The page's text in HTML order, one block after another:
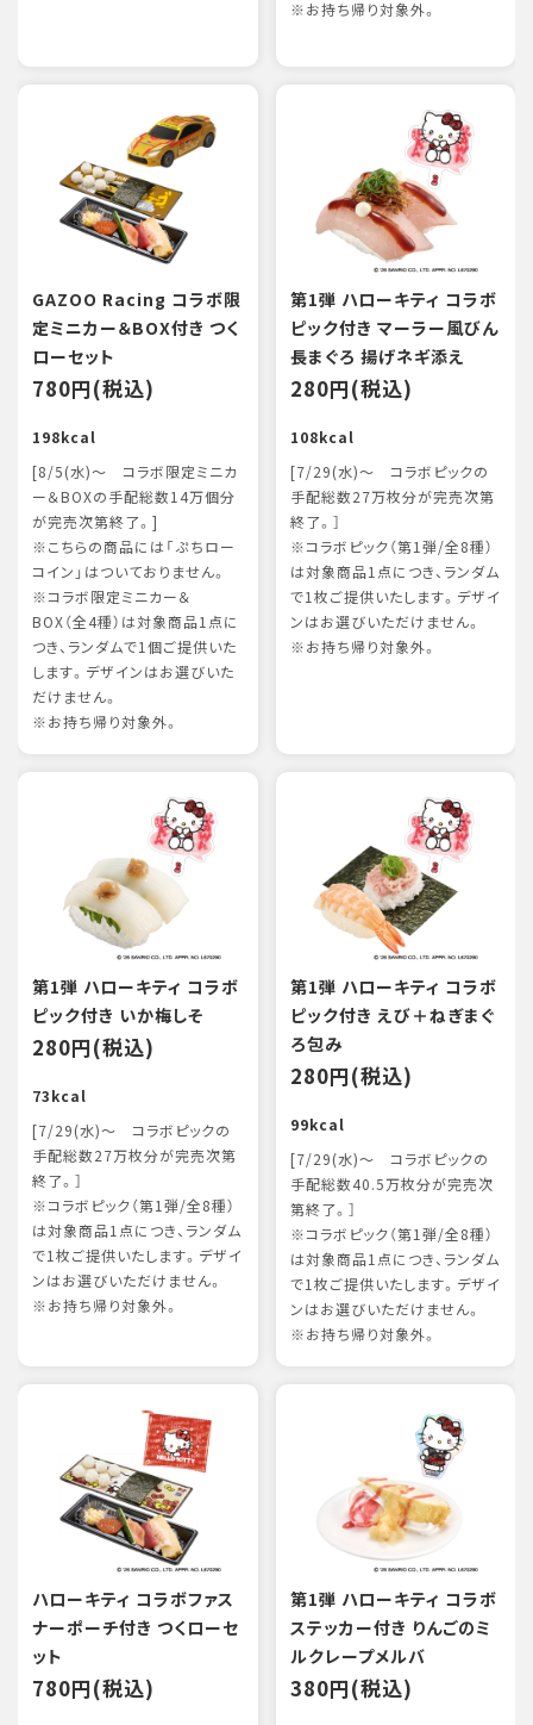
※お持ち帰り対象外。
GAZOO Racing コラボ限
定ミニカー＆BOX付き つく
ローセット
780円(税込)
198kcal
[8/5(水)～ コラボ限定ミニカ
ー＆BOXの手配総数14万個分
が完売次第終了。]
※こちらの商品には「ぷちロー
コイン」はついておりません。
※コラボ限定ミニカー＆
BOX（全4種）は対象商品1点に
つき、ランダムで1個ご提供いた
します。デザインはお選びいた
だけません。
※お持ち帰り対象外。
第1弾 ハローキティ コラボ
ピック付き マーラー風びん
長まぐろ 揚げネギ添え
280円(税込)
108kcal
[7/29(水)～ コラボピックの
手配総数27万枚分が完売次第
終了。］
※コラボピック（第1弾/全8種）
は対象商品1点につき、ランダム
で1枚ご提供いたします。デザイ
ンはお選びいただけません。
※お持ち帰り対象外。
第1弾 ハローキティ コラボ
ピック付き いか梅しそ
280円(税込)
73kcal
[7/29(水)～ コラボピックの
手配総数27万枚分が完売次第
終了。］
※コラボピック（第1弾/全8種）
は対象商品1点につき、ランダム
で1枚ご提供いたします。デザイ
ンはお選びいただけません。
※お持ち帰り対象外。
第1弾 ハローキティ コラボ
ピック付き えび＋ねぎまぐ
ろ包み
280円(税込)
99kcal
[7/29(水)～ コラボピックの
手配総数40.5万枚分が完売次
第終了。］
※コラボピック（第1弾/全8種）
は対象商品1点につき、ランダム
で1枚ご提供いたします。デザイ
ンはお選びいただけません。
※お持ち帰り対象外。
ハローキティ コラボファス
ナーポーチ付き つくローセ
ット
780円(税込)
第1弾 ハローキティ コラボ
ステッカー付き りんごのミ
ルクレープメルバ
380円(税込)